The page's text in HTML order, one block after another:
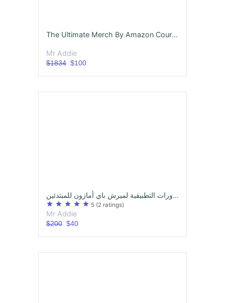
The Ultimate Merch By Amazon Course (English)
Mr Addie
$1834$100
عشرون ساعة من الدورات التطبيقية لميرش باي أمازون للمبتدئين
star star star star star 5 (2 ratings)
Mr Addie
$200$40